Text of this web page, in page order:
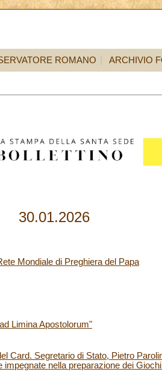
ROMANO ARCHIVIO
30.01.2026
Mondiale di Preghiera del Papa
Limina Apostolorum"
Card. Segretario di Stato, Pietro
nella preparazione dei